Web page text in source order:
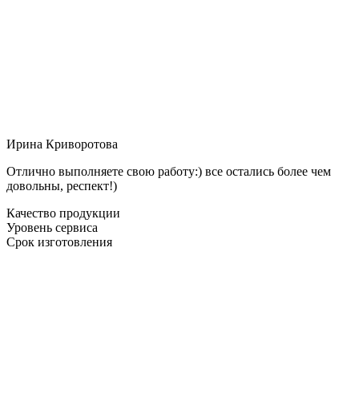
Ирина Криворотова
Отлично выполняете свою работу:) все остались более чем
довольны, респект!)
Качество продукции
Уровень сервиса
Срок изготовления